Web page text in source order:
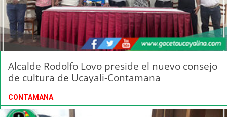
Alcalde Rodolfo Lovo preside el nuevo consejo
de cultura de Ucayali-Contamana
CONTAMANA